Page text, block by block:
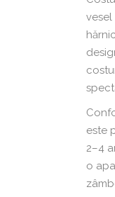
vesel
este
2–4
o